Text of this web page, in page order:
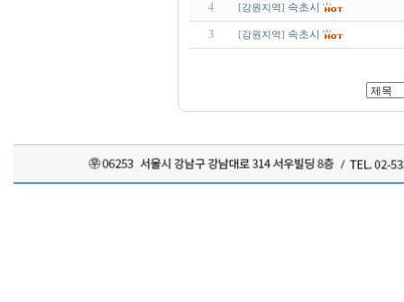
4 [강원지역] 속초시
3 [강원지역] 속초시